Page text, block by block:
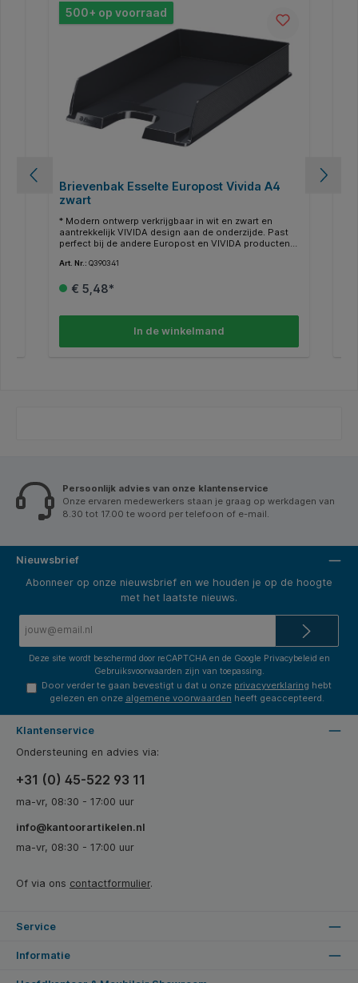
500+ op voorraad
Brievenbak Esselte Europost Vivida A4
zwart
* Modern ontwerp verkrijgbaar in wit en zwart en
aantrekkelijk VIVIDA design aan de onderzijde. Past
perfect bij de andere Europost en VIVIDA producten
op zijwanden vrolijkt de werkplek op. Verticaal of
organisatie. * Ronde uitsnede aan de voorzijde voor
Art. Nr.: Q390341
€ 5,48*
In de winkelmand
Persoonlijk advies van onze klantenservice
Onze ervaren medewerkers staan je graag op werkdagen van
8.30 tot 17.00 te woord per telefoon of e-mail.
Nieuwsbrief
Abonneer op onze nieuwsbrief en we houden je op de hoogte
met het laatste nieuws.
Deze site wordt beschermd door reCAPTCHA en de Google Privacybeleid en
Gebruiksvoorwaarden zijn van toepassing.
Door verder te gaan bevestigt u dat u onze privacyverklaring hebt
gelezen en onze algemene voorwaarden heeft geaccepteerd.
Klantenservice
Ondersteuning en advies via:
+31 (0) 45-522 93 11
ma-vr, 08:30 - 17:00 uur
info@kantoorartikelen.nl
ma-vr, 08:30 - 17:00 uur
Of via ons contactformulier.
Service
Informatie